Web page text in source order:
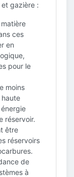
gazière :
ces
en
pour le
moins
réservoir.
être
réservoirs
de
à